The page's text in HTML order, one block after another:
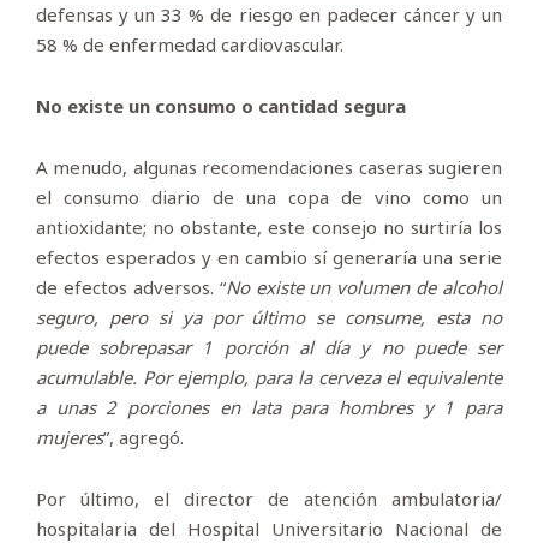
defensas y un 33 % de riesgo en padecer cáncer y un
58 % de enfermedad cardiovascular.
No existe un consumo o cantidad segura
A menudo, algunas recomendaciones caseras sugieren
el consumo diario de una copa de vino como un
antioxidante; no obstante, este consejo no surtiría los
efectos esperados y en cambio sí generaría una serie
de efectos adversos. “No existe un volumen de alcohol
seguro, pero si ya por último se consume, esta no
puede sobrepasar 1 porción al día y no puede ser
acumulable. Por ejemplo, para la cerveza el equivalente
a unas 2 porciones en lata para hombres y 1 para
mujeres”, agregó.
Por último, el director de atención ambulatoria/
hospitalaria del Hospital Universitario Nacional de